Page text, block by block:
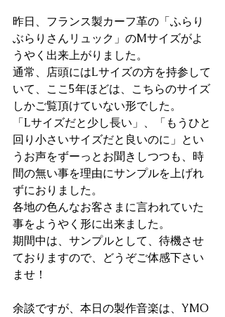
昨日、フランス製カーフ革の「ふらり
ぶらりさんリュック」のMサイズがよ
うやく出来上がりました。
通常、店頭にはLサイズの方を持参して
いて、ここ5年ほどは、こちらのサイズ
しかご覧頂けていない形でした。
「Lサイズだと少し長い」、「もうひと
回り小さいサイズだと良いのに」とい
うお声をずーっとお聞きしつつも、時
間の無い事を理由にサンプルを上げれ
ずにおりました。
各地の色んなお客さまに言われていた
事をようやく形に出来ました。
期間中は、サンプルとして、待機させ
ておりますので、どうぞご体感下さい
ませ！
余談ですが、本日の製作音楽は、YMO